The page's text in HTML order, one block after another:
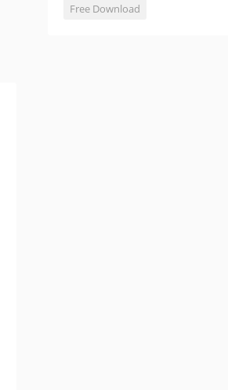
Free Download